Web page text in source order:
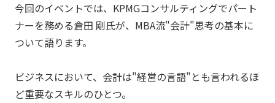
今回のイベントでは、KPMGコンサルティングでパート
ナーを務める倉田 剛氏が、MBA流"会計"思考の基本に
ついて語ります。
ビジネスにおいて、会計は"経営の言語"とも言われるほ
ど重要なスキルのひとつ。